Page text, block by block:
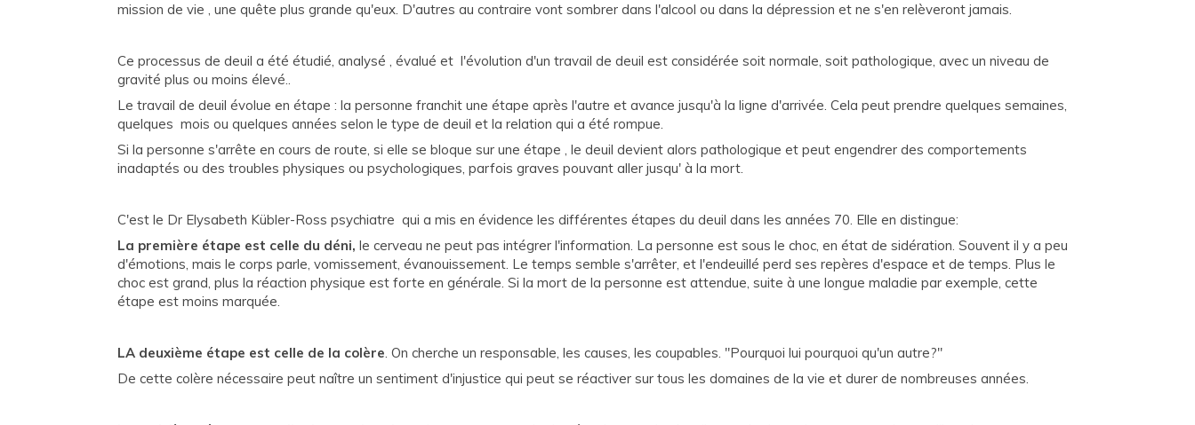
mission de vie , une quête plus grande qu'eux. D'autres au contraire vont sombrer dans l'alcool ou dans la dépression et ne s'en relèveront jamais.
Ce processus de deuil a été étudié, analysé , évalué et l'évolution d'un travail de deuil est considérée soit normale, soit pathologique, avec un niveau de
gravité plus ou moins élevé..
Le travail de deuil évolue en étape : la personne franchit une étape après l'autre et avance jusqu'à la ligne d'arrivée. Cela peut prendre quelques semaines,
quelques mois ou quelques années selon le type de deuil et la relation qui a été rompue.
Si la personne s'arrête en cours de route, si elle se bloque sur une étape , le deuil devient alors pathologique et peut engendrer des comportements
inadaptés ou des troubles physiques ou psychologiques, parfois graves pouvant aller jusqu' à la mort.
C'est le Dr Elysabeth Kübler-Ross psychiatre qui a mis en évidence les différentes étapes du deuil dans les années 70. Elle en distingue:
La première étape est celle du déni, le cerveau ne peut pas intégrer l'information. La personne est sous le choc, en état de sidération. Souvent il y a peu
d'émotions, mais le corps parle, vomissement, évanouissement. Le temps semble s'arrêter, et l'endeuillé perd ses repères d'espace et de temps. Plus le
choc est grand, plus la réaction physique est forte en générale. Si la mort de la personne est attendue, suite à une longue maladie par exemple, cette
étape est moins marquée.
LA deuxième étape est celle de la colère. On cherche un responsable, les causes, les coupables. "Pourquoi lui pourquoi qu'un autre?"
De cette colère nécessaire peut naître un sentiment d'injustice qui peut se réactiver sur tous les domaines de la vie et durer de nombreuses années.